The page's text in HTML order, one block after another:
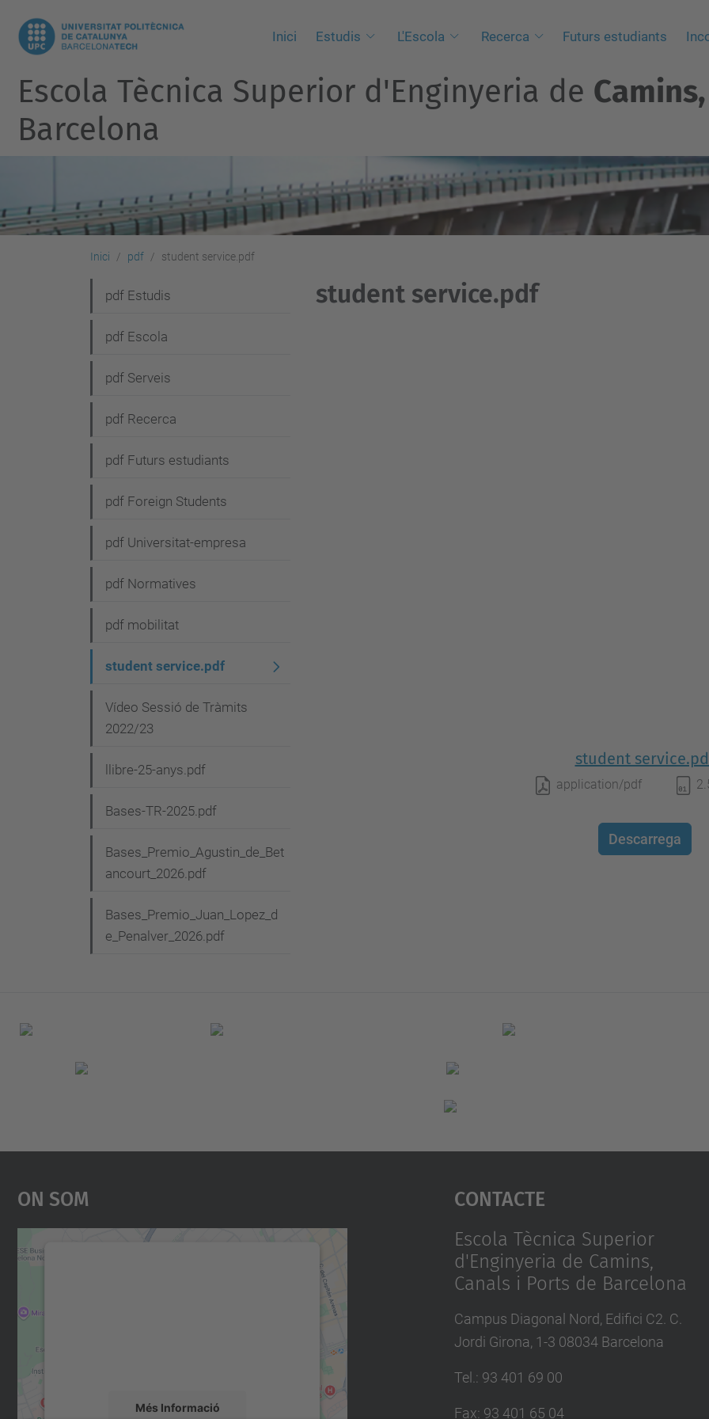
Inici Estudis L'Escola Recerca Futurs estudiants
Escola Tècnica Superior d'Enginyeria de
Barcelona
Inici pdf student service.pdf
student service.pdf
student
application/pdf
Descarrega
a
v
g
a
i
ó
pdf Estudis
pdf Escola
pdf Serveis
pdf Recerca
pdf Futurs estudiants
pdf Foreign Students
pdf Universitat-empresa
pdf Normatives
pdf mobilitat
student service.pdf
Vídeo Sessió de Tràmits
2022/23
llibre-25-anys.pdf
Bases-TR-2025.pdf
Bases_Premio_Agustin_de_Bet
ancourt_2026.pdf
Bases_Premio_Juan_Lopez_d
e_Penalver_2026.pdf
On Som
Més Informació
Contacte
Escola Tècnica Superior
d'Enginyeria de Camins,
Canals i Ports de Barcelona
Campus Diagonal Nord, Edifici C2. C.
Jordi Girona, 1-3 08034 Barcelona
Tel.: 93 401 69 00
Fax: 93 401 65 04